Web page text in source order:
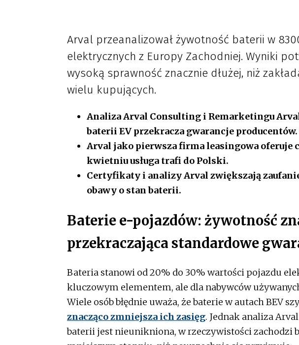
Arval przeanalizował żywotność baterii w
elektrycznych z Europy Zachodniej. Wyniki
wysoką sprawność znacznie dłużej, niż
wielu kupujących.
Analiza Arval Consulting i Remarketingu
baterii EV przekracza gwarancje producentów.
Arval jako pierwsza firma leasingowa oferuje
kwietniu usługa trafi do Polski.
Certyfikaty i analizy Arval zwiększają
obawy o stan baterii.
Baterie e-pojazdów: żywotność
przekraczająca standardowe
Bateria stanowi od 20% do 30% wartości pojazdu
kluczowym elementem, ale dla nabywców
Wiele osób błędnie uważa, że baterie w autach BEV
znacząco zmniejsza ich zasięg. Jednak analiza
baterii jest nieunikniona, w rzeczywistości zachodzi